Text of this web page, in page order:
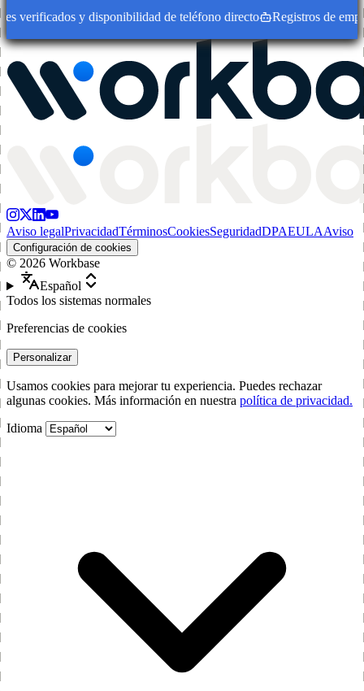
verificados y disponibilidad de teléfono directo Registros de
Aviso legalPrivacidadTérminosCookiesSeguridadDPAEULAAviso
Configuración de cookies
© 2026 Workbase
Español
Todos los sistemas normales
Preferencias de cookies
Personalizar
Usamos cookies para mejorar tu experiencia. Puedes rechazar
algunas cookies. Más información en nuestra política de privacidad.
Idioma